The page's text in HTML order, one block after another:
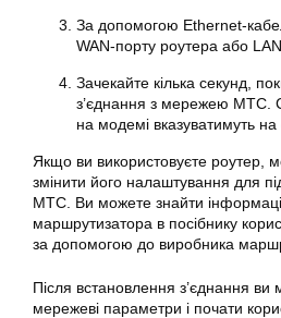
За допомогою Ethernet-
WAN-порту роутера або
Зачекайте кілька секунд,
з’єднання з мережею МТС.
на модемі вказуватимуть на
Якщо ви використовуєте роутер,
змінити його налаштування для
МТС. Ви можете знайти
маршрутизатора в посібнику
за допомогою до виробника
Після встановлення з’єднання
мережеві параметри і почати